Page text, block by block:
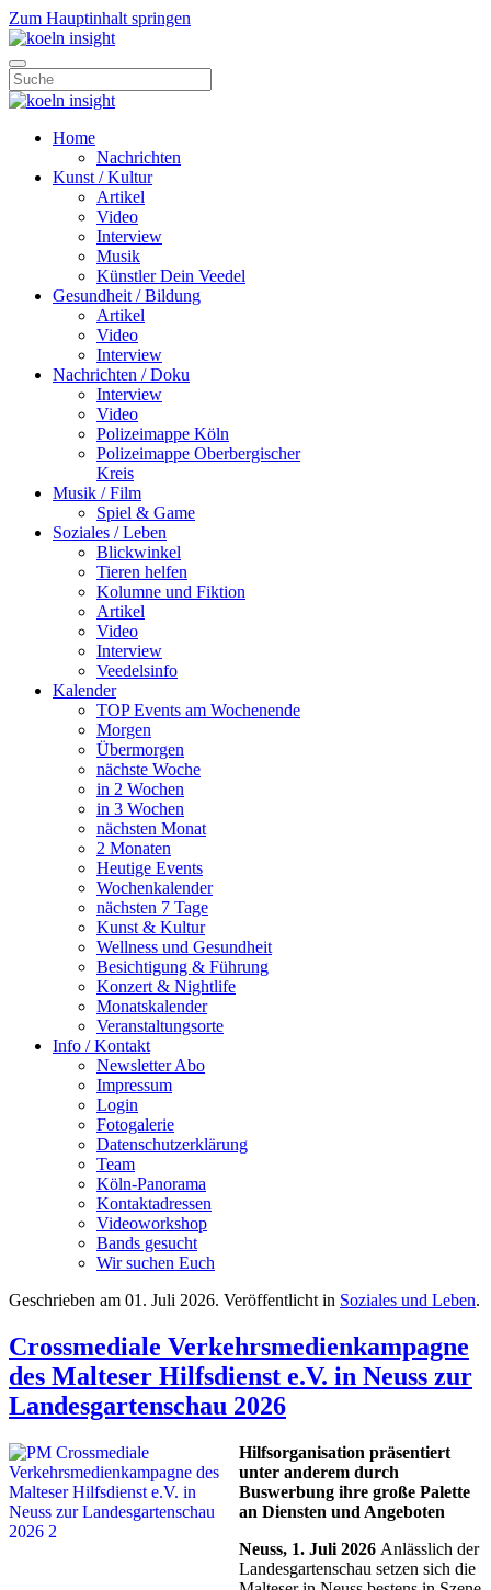
Zum Hauptinhalt springen
Home
Nachrichten
Kunst / Kultur
Artikel
Video
Interview
Musik
Künstler Dein Veedel
Gesundheit / Bildung
Artikel
Video
Interview
Nachrichten / Doku
Interview
Video
Polizeimappe Köln
Polizeimappe Oberbergischer
Kreis
Musik / Film
Spiel & Game
Soziales / Leben
Blickwinkel
Tieren helfen
Kolumne und Fiktion
Artikel
Video
Interview
Veedelsinfo
Kalender
TOP Events am Wochenende
Morgen
Übermorgen
nächste Woche
in 2 Wochen
in 3 Wochen
nächsten Monat
2 Monaten
Heutige Events
Wochenkalender
nächsten 7 Tage
Kunst & Kultur
Wellness und Gesundheit
Besichtigung & Führung
Konzert & Nightlife
Monatskalender
Veranstaltungsorte
Info / Kontakt
Newsletter Abo
Impressum
Login
Fotogalerie
Datenschutzerklärung
Team
Köln-Panorama
Kontaktadressen
Videoworkshop
Bands gesucht
Wir suchen Euch
Geschrieben am 01. Juli 2026. Veröffentlicht in Soziales und Leben.
Crossmediale Verkehrsmedienkampagne
des Malteser Hilfsdienst e.V. in Neuss zur
Landesgartenschau 2026
Hilfsorganisation präsentiert
unter anderem durch
Buswerbung ihre große Palette
an Diensten und Angeboten
Neuss, 1. Juli 2026 Anlässlich der
Landesgartenschau setzen sich die